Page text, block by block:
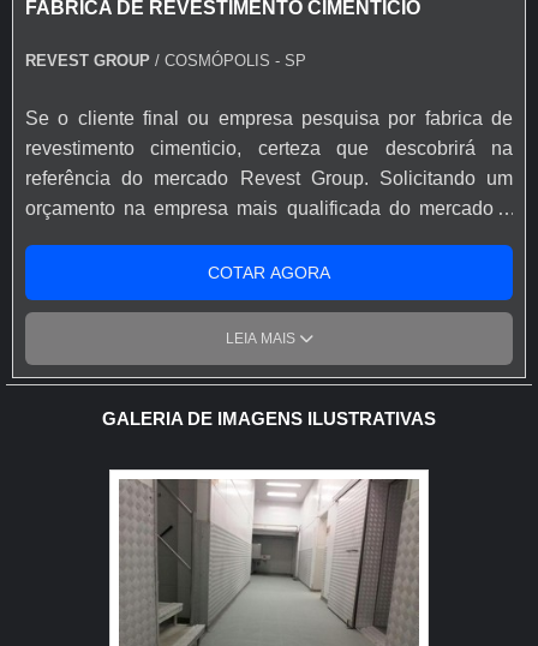
FABRICA DE REVESTIMENTO CIMENTICIO
REVEST GROUP / COSMÓPOLIS - SP
Se o cliente final ou empresa pesquisa por fabrica de
revestimento cimenticio, certeza que descobrirá na
referência do mercado Revest Group. Solicitando um
orçamento na empresa mais qualificada do mercado e
o produto deve sempre ser adquirido com empresas
especializadas no segmento. Esse tipo de cuidado ajuda
a garantir a qualidade e durabilidade dos materiais, além
de evitar prejuízos com substituições frequentes de
produtos que não cumprem com suas funções
adequadamente. Assim, é possível poupar gastos
DE REVESTIMENTO CIMENTICIOQuem procura por
fabricas de revestimento cimenticio segura, encontra o
site da Revest Group. É possível encontrar autonivelante
epoxi e argamassado uretano, visando sempre a
qualidade final para a fidelização do cliente.Ainda
focando em fabrica de revestimento cimenticio, deve-se
COTAR AGORA
LEIA MAIS
GALERIA DE IMAGENS ILUSTRATIVAS